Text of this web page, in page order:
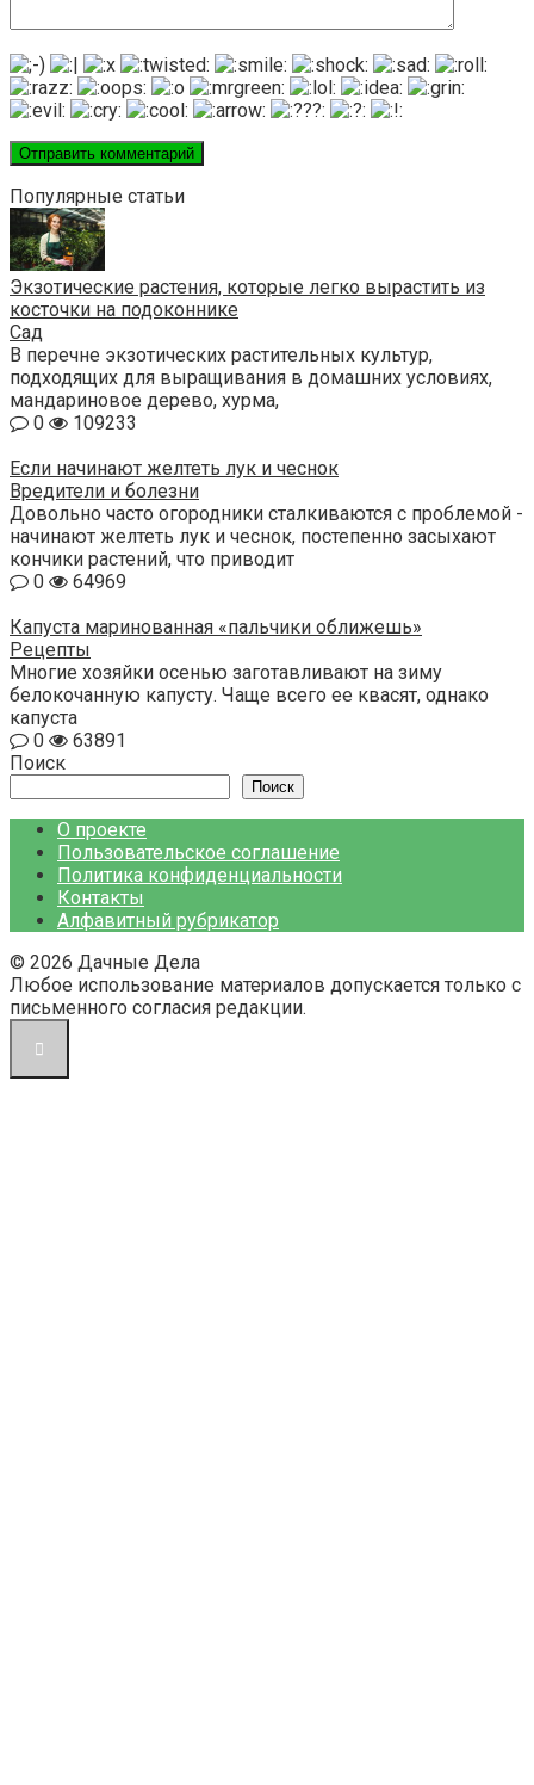
Популярные статьи
Экзотические растения, которые легко вырастить из
косточки на подоконнике
Сад
В перечне экзотических растительных культур,
подходящих для выращивания в домашних условиях,
мандариновое дерево, хурма,
0
109233
Если начинают желтеть лук и чеснок
Вредители и болезни
Довольно часто огородники сталкиваются с проблемой -
начинают желтеть лук и чеснок, постепенно засыхают
кончики растений, что приводит
0
64969
Капуста маринованная «пальчики оближешь»
Рецепты
Многие хозяйки осенью заготавливают на зиму
белокочанную капусту. Чаще всего ее квасят, однако
капуста
0
63891
Поиск
Поиск
О проекте
Пользовательское соглашение
Политика конфиденциальности
Контакты
Алфавитный рубрикатор
© 2026 Дачные Дела
Любое использование материалов допускается только с
письменного согласия редакции.